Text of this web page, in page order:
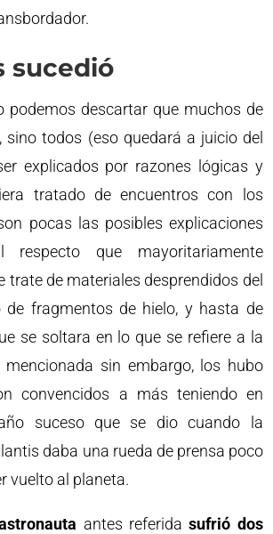
sucedió
podemos descartar que muchos de
sino todos (eso quedará a juicio del
explicados por razones lógicas y
tratado de encuentros con los
pocas las posibles explicaciones
que mayoritariamente
trate de materiales desprendidos del
de fragmentos de hielo, y hasta de
se soltara en lo que se refiere a la
sin embargo, los hubo
convencidos a más teniendo en
suceso que se dio cuando la
daba una rueda de prensa poco
vuelto al planeta.
antes referidasufrió dos